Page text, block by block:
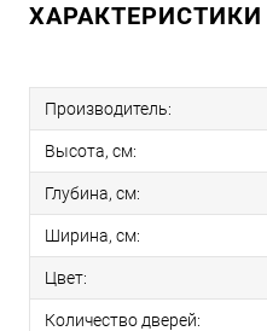
ХАРАКТЕРИСТИКИ
Производитель:
Высота, см:
Глубина, см:
Ширина, см:
Цвет:
Количество дверей: